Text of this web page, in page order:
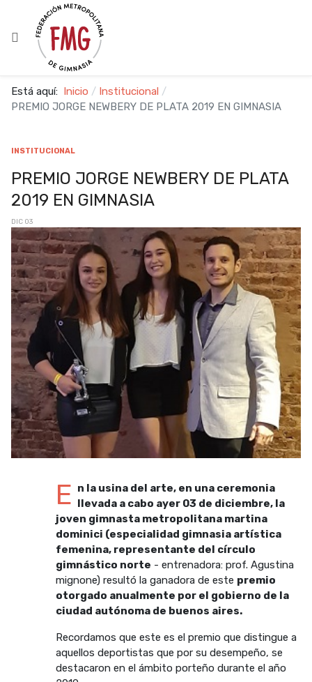
Está aquí: Inicio
Institucional
PREMIO JORGE NEWBERY DE PLATA 2019 EN GIMNASIA
INSTITUCIONAL
PREMIO JORGE NEWBERY DE PLATA
2019 EN GIMNASIA
DIC 03
E n la usina del arte, en una ceremonia
llevada a cabo ayer 03 de diciembre, la
joven gimnasta metropolitana martina
dominici (especialidad gimnasia artística
femenina, representante del círculo
gimnástico norte - entrenadora: prof. Agustina
mignone) resultó la ganadora de este premio
otorgado anualmente por el gobierno de la
ciudad autónoma de buenos aires.
Recordamos que este es el premio que distingue a
aquellos deportistas que por su desempeño, se
destacaron en el ámbito porteño durante el año